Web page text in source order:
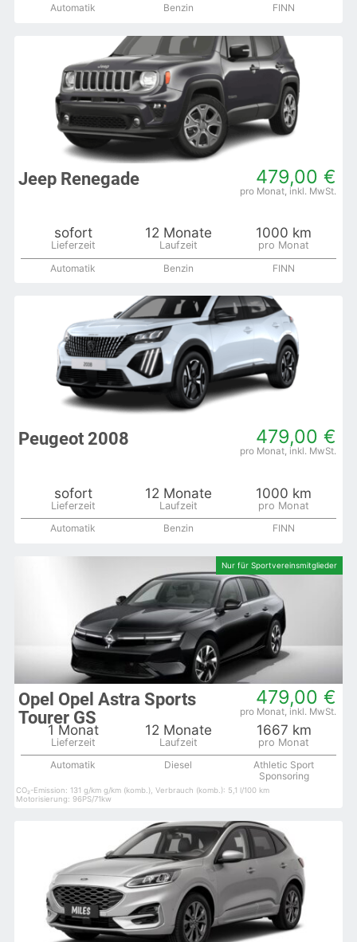
Automatik Benzin FINN
479,00 €
Jeep Renegade
sofort 12 Monate 1000 km
Automatik Benzin FINN
479,00 €
Peugeot 2008
sofort 12 Monate 1000 km
Automatik Benzin FINN
479,00 €
Opel Opel Astra Sports
Tourer GS
1 Monat 12 Monate 1667 km
Automatik Diesel
Athletic Sport
Sponsoring
CO₂-Emission: 131 g/km g/km (komb.), Verbrauch (komb.): 5,1 l/100 km
Motorisierung: 96PS/71kw